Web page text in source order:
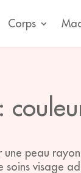
Corps
peau
soins visage